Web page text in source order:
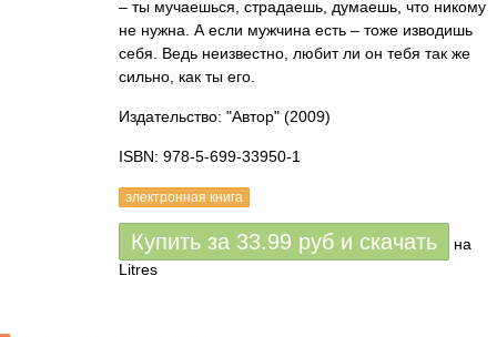
– ты мучаешься, страдаешь, думаешь, что никому
не нужна. А если мужчина есть – тоже изводишь
себя. Ведь неизвестно, любит ли он тебя так же
сильно, как ты его.
Издательство: "Автор" (2009)
ISBN: 978-5-699-33950-1
электронная книга
Купить за 33.99 руб и скачать
на
Litres